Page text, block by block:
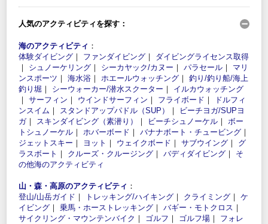
人気のアクティビティを探す：
海のアクティビティ ：
体験ダイビング ｜ ファンダイビング ｜ ダイビングライセンス取得
｜ シュノーケリング ｜ シーカヤック/カヌー ｜ パラセール ｜ マリ
ンスポーツ ｜ 海水浴 ｜ ホエールウォッチング ｜ 釣り/釣り船/海上
釣り堀 ｜ シーウォーカー/潜水スクーター ｜ イルカウォッチング
｜ サーフィン ｜ ウインドサーフィン ｜ フライボード ｜
ドルフィ
ンスイム ｜ スタンドアップパドル（SUP） ｜
ビーチヨガ/SUPヨ
ガ｜ スキンダイビング（素潜り） ｜ ビーチシュノーケル ｜ ボー
トシュノーケル ｜ ホバーボード ｜ バナナボート・チュービング ｜
ジェットスキー ｜ ヨット ｜ ウェイクボード ｜ サブウイング ｜ グ
ラスボート ｜ クルーズ・クルージング ｜ バディダイビング ｜ そ
の他海のアクティビティ
山・森・高原のアクティビティ ：
登山/山岳ガイド ｜ トレッキング/ハイキング ｜ クライミング ｜ ケ
イビング ｜ 乗馬・ホーストレッキング ｜ バギー・モトクロス ｜
サイクリング・マウンテンバイク ｜ ゴルフ ｜ ゴルフ場 ｜ フォレ